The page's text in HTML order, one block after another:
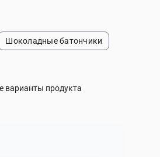
Шоколадные батончики
варианты продукта